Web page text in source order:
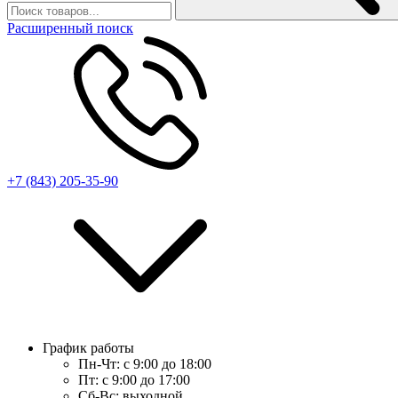
Расширенный поиск
+7 (843) 205-35-90
График работы
Пн-Чт: с 9:00 до 18:00
Пт: с 9:00 до 17:00